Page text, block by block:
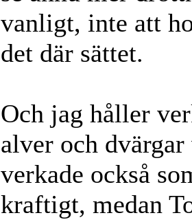
vanligt, inte att
det där sättet.
Och jag håller
alver och
verkade också
kraftigt, medan